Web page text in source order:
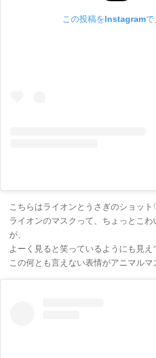
この投稿をInstagramで
こちらはライオンとうさぎのショッ
ライオンのマスクって、ちょっとこ
が、
よーく見ると笑っているようにも見
この何とも言えない表情がアニマル